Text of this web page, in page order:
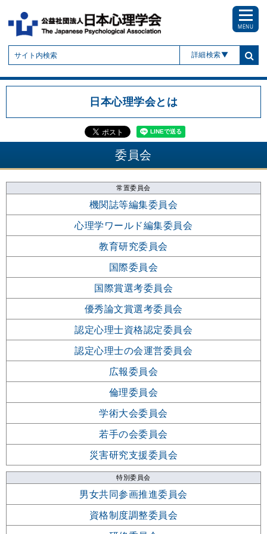
詳細検索
MENU
日本心理学会とは
委員会
常置委員会
機関誌等編集委員会
心理学ワールド編集委員会
教育研究委員会
国際委員会
国際賞選考委員会
優秀論文賞選考委員会
認定心理士資格認定委員会
認定心理士の会運営委員会
広報委員会
倫理委員会
学術大会委員会
若手の会委員会
災害研究支援委員会
特別委員会
男女共同参画推進委員会
資格制度調整委員会